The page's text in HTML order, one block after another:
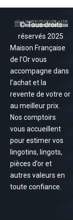
© Tous droits
réservés 2025
Maison Française
de l’Or vous
accompagne dans
l’achat et la
revente de votre or
au meilleur prix.
Nos comptoirs
vous accueillent
pour estimer vos
lingotins, lingots,
pièces d’or et
autres valeurs en
toute confiance.